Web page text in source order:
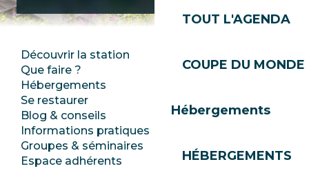
TOUT L'AGENDA
COUPE DU
Hébergements
HÉBERGEMENTS
Découvrir la station
Que faire ?
Hébergements
Se restaurer
Blog & conseils
Informations pratiques
Groupes & séminaires
Espace adhérents
Club Les Gets
Ecotourisme
SoleGets
Les Gets Tourisme